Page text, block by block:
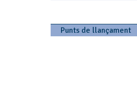
Punts de llançament